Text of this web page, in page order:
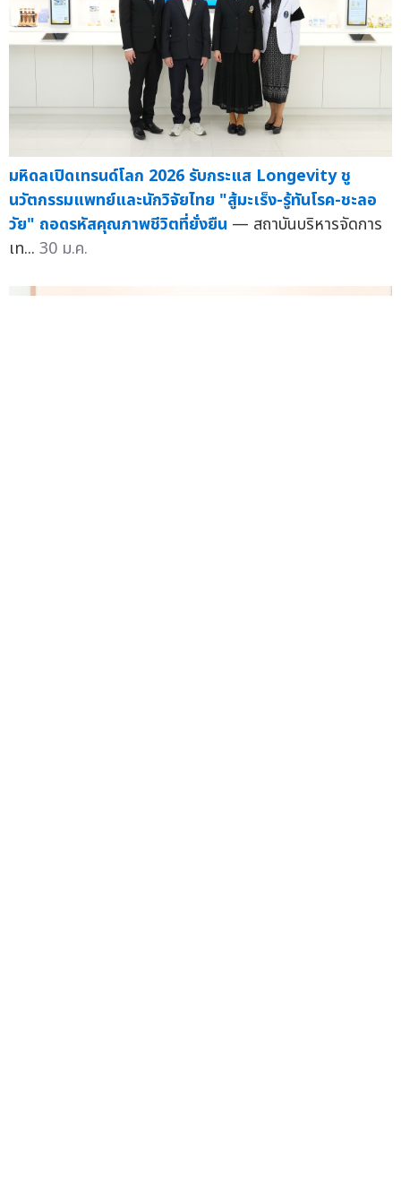
มหิดลเปิดเทรนด์โลก 2026 รับกระแส Longevity ชู
นวัตกรรมแพทย์และนักวิจัยไทย "สู้มะเร็ง-รู้ทันโรค-ชะลอ
วัย" ถอดรหัสคุณภาพชีวิตที่ยั่งยืน — สถาบันบริหารจัดการ
เท... 30 ม.ค.